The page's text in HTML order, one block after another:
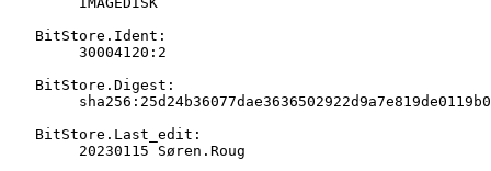
   BitStore.Ident:
   BitStore.Digest:
   BitStore.Last_edit: